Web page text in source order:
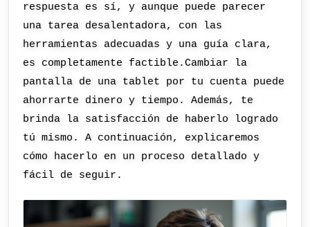
respuesta es sí, y aunque puede parecer
una tarea desalentadora, con las
herramientas adecuadas y una guía clara,
es completamente factible.Cambiar la
pantalla de una tablet por tu cuenta puede
ahorrarte dinero y tiempo. Además, te
brinda la satisfacción de haberlo logrado
tú mismo. A continuación, explicaremos
cómo hacerlo en un proceso detallado y
fácil de seguir.